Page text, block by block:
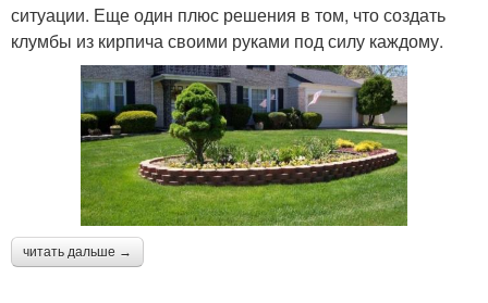
ситуации. Еще один плюс решения в том, что создать
клумбы из кирпича своими руками под силу каждому.
читать дальше →